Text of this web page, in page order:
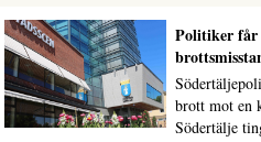
Politiker
brott mot en
Södertälje